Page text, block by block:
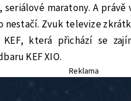
maratony. A
nestačí. Zvuk televize
která přichází se
KEF XIO.
Reklama